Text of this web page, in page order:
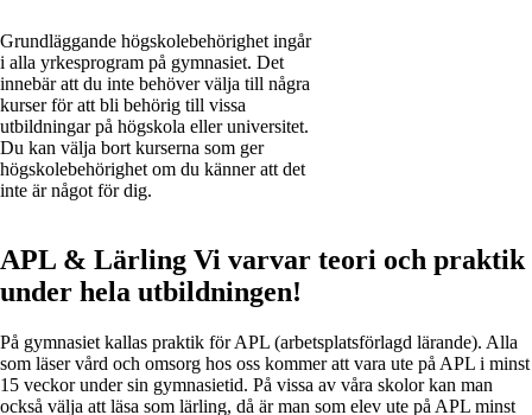
Grundläggande högskolebehörighet ingår
i alla yrkesprogram på gymnasiet. Det
innebär att du inte behöver välja till några
kurser för att bli behörig till vissa
utbildningar på högskola eller universitet.
Du kan välja bort kurserna som ger
högskolebehörighet om du känner att det
inte är något för dig.
APL & Lärling Vi varvar teori och praktik
under hela utbildningen!
På gymnasiet kallas praktik för APL (arbetsplatsförlagd lärande). Alla
som läser vård och omsorg hos oss kommer att vara ute på APL i minst
15 veckor under sin gymnasietid. På vissa av våra skolor kan man
också välja att läsa som lärling, då är man som elev ute på APL minst